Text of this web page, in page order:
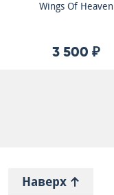
Wings Of Heaven
3 500 ₽
Наверх